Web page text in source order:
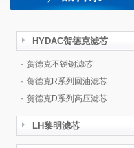
HYDAC贺德克滤芯
· 贺德克不锈钢滤芯
· 贺德克R系列回油滤芯
· 贺德克D系列高压滤芯
LH黎明滤芯